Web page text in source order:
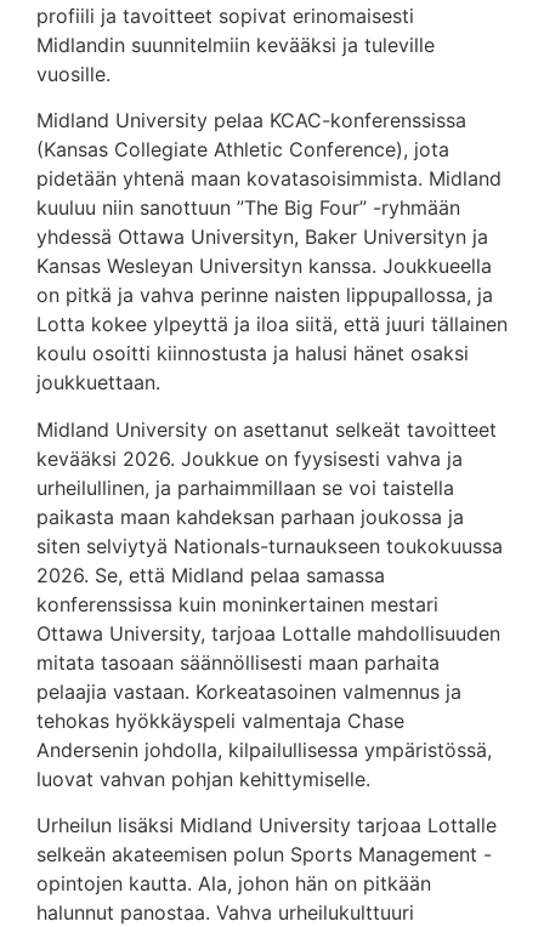
profiili ja tavoitteet sopivat erinomaisesti
Midlandin suunnitelmiin kevääksi ja tuleville
vuosille.
Midland University pelaa KCAC-konferenssissa
(Kansas Collegiate Athletic Conference), jota
pidetään yhtenä maan kovatasoisimmista. Midland
kuuluu niin sanottuun ”The Big Four” -ryhmään
yhdessä Ottawa Universityn, Baker Universityn ja
Kansas Wesleyan Universityn kanssa. Joukkueella
on pitkä ja vahva perinne naisten lippupallossa, ja
Lotta kokee ylpeyttä ja iloa siitä, että juuri tällainen
koulu osoitti kiinnostusta ja halusi hänet osaksi
joukkuettaan.
Midland University on asettanut selkeät tavoitteet
kevääksi 2026. Joukkue on fyysisesti vahva ja
urheilullinen, ja parhaimmillaan se voi taistella
paikasta maan kahdeksan parhaan joukossa ja
siten selviytyä Nationals-turnaukseen toukokuussa
2026. Se, että Midland pelaa samassa
konferenssissa kuin moninkertainen mestari
Ottawa University, tarjoaa Lottalle mahdollisuuden
mitata tasoaan säännöllisesti maan parhaita
pelaajia vastaan. Korkeatasoinen valmennus ja
tehokas hyökkäyspeli valmentaja Chase
Andersenin johdolla, kilpailullisessa ympäristössä,
luovat vahvan pohjan kehittymiselle.
Urheilun lisäksi Midland University tarjoaa Lottalle
selkeän akateemisen polun Sports Management -
opintojen kautta. Ala, johon hän on pitkään
halunnut panostaa. Vahva urheilukulttuuri